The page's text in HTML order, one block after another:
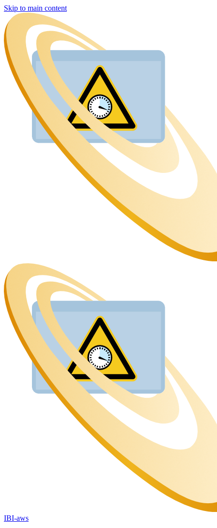
Skip to main content
IBI-aws